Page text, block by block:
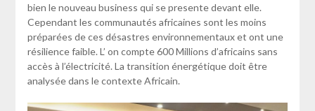
bien le nouveau business qui se presente devant elle.
Cependant les communautés africaines sont les moins
préparées de ces désastres environnementaux et ont une
résilience faible. L’ on compte 600 Millions d’africains sans
accès à l’électricité. La transition énergétique doit être
analysée dans le contexte Africain.